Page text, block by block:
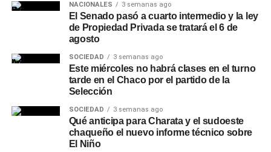
NACIONALES 3 semanas ago
El Senado pasó a cuarto intermedio y la ley
de Propiedad Privada se tratará el 6 de
agosto
SOCIEDAD 3 semanas ago
Este miércoles no habrá clases en el turno
tarde en el Chaco por el partido de la
Selección
SOCIEDAD 3 semanas ago
Qué anticipa para Charata y el sudoeste
chaqueño el nuevo informe técnico sobre
El Niño